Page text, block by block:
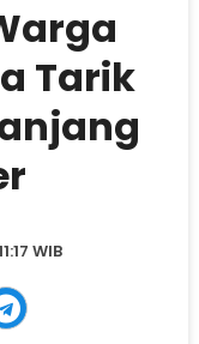
Tarik
WIB